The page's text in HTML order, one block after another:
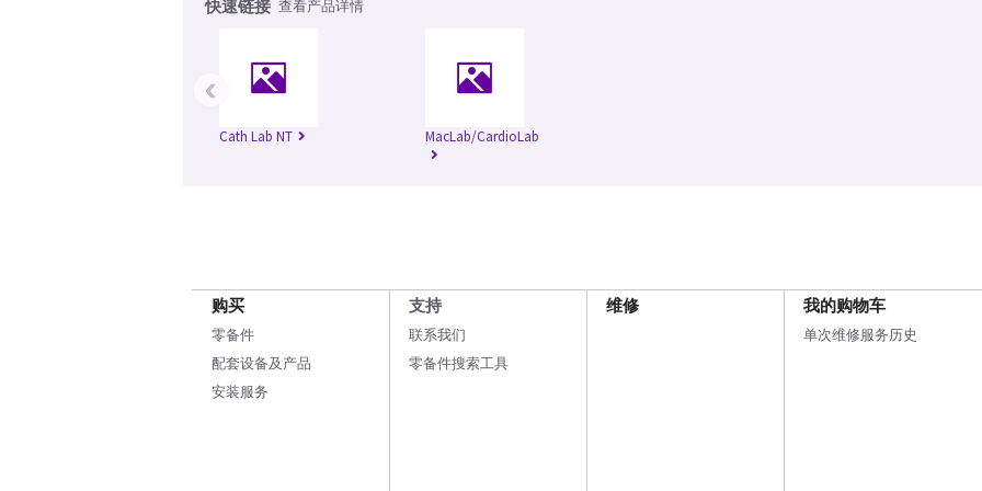
快速链接 查看产品详情
Cath Lab NT MacLab/CardioLab
‹
购买
零备件
配套设备及产品
安装服务
支持
联系我们
零备件搜索工具
维修 我的购物车
单次维修服务历史